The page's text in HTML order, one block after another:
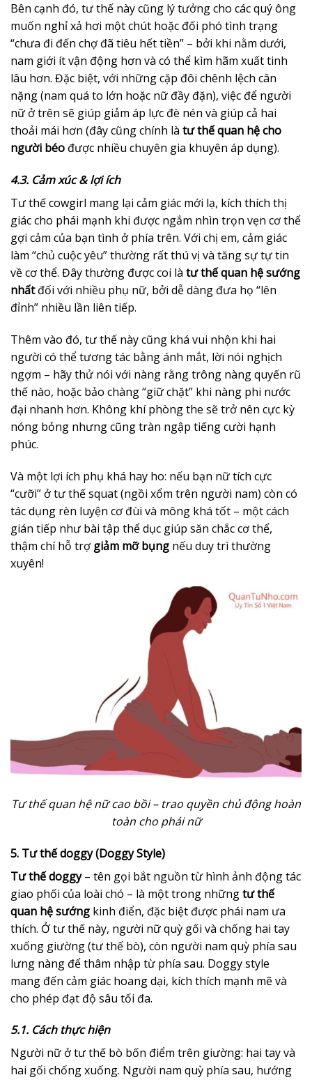
Bên cạnh đó, tư thế này cũng lý tưởng cho các quý ông
muốn nghỉ xả hơi một chút hoặc đối phó tình trạng
“chưa đi đến chợ đã tiêu hết tiền” – bởi khi nằm dưới,
nam giới ít vận động hơn và có thể kìm hãm xuất tinh
lâu hơn. Đặc biệt, với những cặp đôi chênh lệch cân
nặng (nam quá to lớn hoặc nữ đầy đặn), việc để người
nữ ở trên sẽ giúp giảm áp lực đè nén và giúp cả hai
thoải mái hơn (đây cũng chính là tư thế quan hệ cho
người béo được nhiều chuyên gia khuyên áp dụng).
4.3. Cảm xúc & lợi ích
Tư thế cowgirl mang lại cảm giác mới lạ, kích thích thị
giác cho phái mạnh khi được ngắm nhìn trọn vẹn cơ thể
gợi cảm của bạn tình ở phía trên. Với chị em, cảm giác
làm “chủ cuộc yêu” thường rất thú vị và tăng sự tự tin
về cơ thể. Đây thường được coi là tư thế quan hệ sướng
nhấtđối với nhiều phụ nữ, bởi dễ dàng đưa họ “lên
đỉnh” nhiều lần liên tiếp.
Thêm vào đó, tư thế này cũng khá vui nhộn khi hai
người có thể tương tác bằng ánh mắt, lời nói nghịch
ngợm – hãy thử nói với nàng rằng trông nàng quyến rũ
thế nào, hoặc bảo chàng “giữ chặt” khi nàng phi nước
đại nhanh hơn. Không khí phòng the sẽ trở nên cực kỳ
nóng bỏng nhưng cũng tràn ngập tiếng cười hạnh
phúc.
Và một lợi ích phụ khá hay ho: nếu bạn nữ tích cực
“cưỡi” ở tư thế squat (ngồi xổm trên người nam) còn có
tác dụng rèn luyện cơ đùi và mông khá tốt – một cách
gián tiếp như bài tập thể dục giúp săn chắc cơ thể,
thậm chí hỗ trợ giảm mỡ bụng nếu duy trì thường
xuyên!
Tư thế quan hệ nữ cao bồi – trao quyền chủ động hoàn
toàn cho phái nữ
5. Tư thế doggy (Doggy Style)
Tư thế doggy– tên gọi bắt nguồn từ hình ảnh động tác
giao phối của loài chó – là một trong nhữngtư thế
quan hệ sướng kinh điển, đặc biệt được phái nam ưa
thích. Ở tư thế này, người nữ quỳ gối và chống hai tay
xuống giường (tư thế bò), còn người nam quỳ phía sau
lưng nàng để thâm nhập từ phía sau. Doggy style
mang đến cảm giác hoang dại, kích thích mạnh mẽ và
cho phép đạt độ sâu tối đa.
5.1. Cách thực hiện
Người nữ ở tư thế bò bốn điểm trên giường: hai tay và
hai gối chống xuống. Người nam quỳ phía sau, hướng